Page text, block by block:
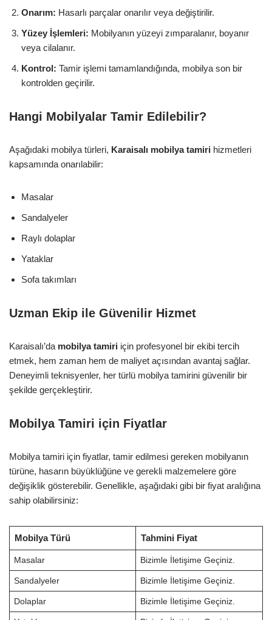
Onarım: Hasarlı parçalar onarılır veya değiştirilir.
Yüzey İşlemleri: Mobilyanın yüzeyi zımparalanır, boyanır
veya cilalanır.
Kontrol: Tamir işlemi tamamlandığında, mobilya son bir
kontrolden geçirilir.
Hangi Mobilyalar Tamir Edilebilir?
Aşağıdaki mobilya türleri, Karaisalı mobilya tamiri hizmetleri
kapsamında onarılabilir:
Masalar
Sandalyeler
Raylı dolaplar
Yataklar
Sofa takımları
Uzman Ekip ile Güvenilir Hizmet
Karaisalı’da mobilya tamiri için profesyonel bir ekibi tercih
etmek, hem zaman hem de maliyet açısından avantaj sağlar.
Deneyimli teknisyenler, her türlü mobilya tamirini güvenilir bir
şekilde gerçekleştirir.
Mobilya Tamiri için Fiyatlar
Mobilya tamiri için fiyatlar, tamir edilmesi gereken mobilyanın
türüne, hasarın büyüklüğüne ve gerekli malzemelere göre
değişiklik gösterebilir. Genellikle, aşağıdaki gibi bir fiyat aralığına
sahip olabilirsiniz:
Mobilya Türü Tahmini Fiyat
Masalar Bizimle İletişime Geçiniz.
Sandalyeler Bizimle İletişime Geçiniz.
Dolaplar Bizimle İletişime Geçiniz.